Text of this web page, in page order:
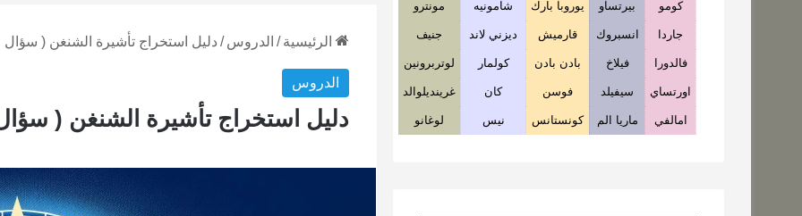
الرئيسية / الدروس / دليل استخراج تأشيرة الشنغن (
الدروس
دليل استخراج تأشيرة الشنغن (
كومو بيرتساو يوروبا بارك شامونيه مونترو
جاردا انسبروك قارميش ديزني لاند جنيف
فالدورا فيلاخ بادن بادن كولمار لوتربرونين
اورتساي سيفيلد فوسن كان غرينديلوالد
امالفي ماريا الم كونستانس نيس لوغانو